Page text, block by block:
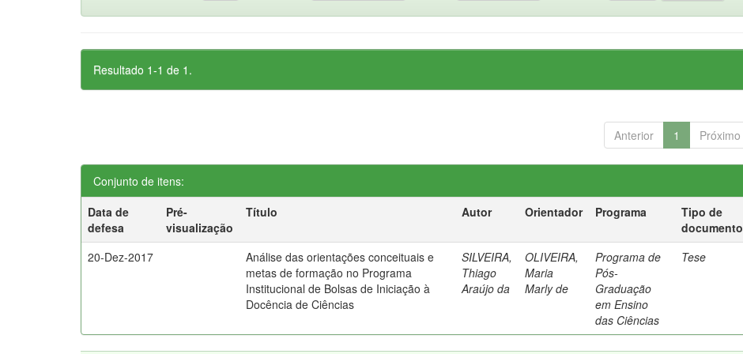
Resultado 1-1 de 1.
Anterior 1 Próximo
Conjunto de itens:
Data de
defesa
Pré-
visualização
Título Autor Orientador Programa
Tipo de
documento
20-Dez-2017
Análise das orientações conceituais e
metas de formação no Programa
Institucional de Bolsas de Iniciação à
Docência de Ciências
SILVEIRA,
Thiago
Araújo da
OLIVEIRA,
Maria
Marly de
Programa de
Pós-
Graduação
em Ensino
das Ciências
Tese